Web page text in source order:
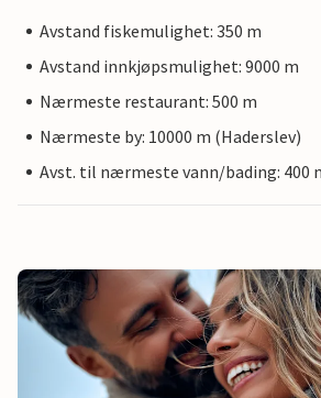
Avstand fiskemulighet: 350 m
Avstand innkjøpsmulighet: 9000 m
Nærmeste restaurant: 500 m
Nærmeste by: 10000 m (Haderslev)
Avst. til nærmeste vann/bading: 400